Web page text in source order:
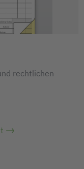
rechtlichen